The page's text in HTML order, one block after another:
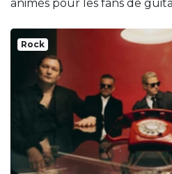
animés pour les fans de
Rock